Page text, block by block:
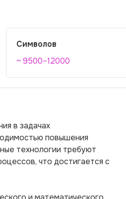
Символов
~ 9500–12000
в задачах
повышения
технологии требуют
что достигается с